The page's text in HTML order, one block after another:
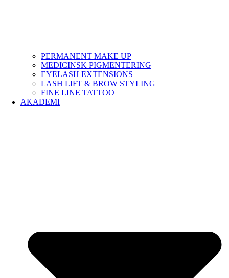
PERMANENT MAKE UP
MEDICINSK PIGMENTERING
EYELASH EXTENSIONS
LASH LIFT & BROW STYLING
FINE LINE TATTOO
AKADEMI